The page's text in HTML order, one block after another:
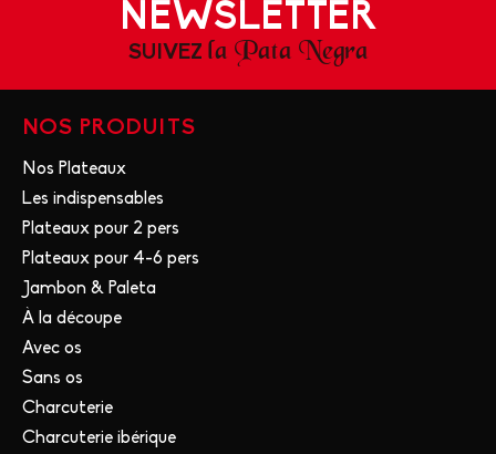
NEWSLETTER
SUIVEZ la Pata Negra
NOS PRODUITS
Nos Plateaux
Les indispensables
Plateaux pour 2 pers
Plateaux pour 4-6 pers
Jambon & Paleta
À la découpe
Avec os
Sans os
Charcuterie
Charcuterie ibérique